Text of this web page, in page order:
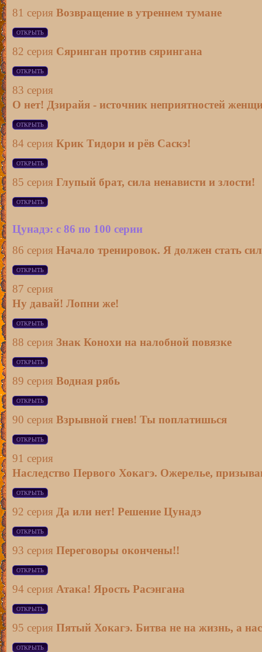
81 серия Возвращение в утреннем тумане
82 серия Сяринган против сярингана
83 серия
О нет! Дзирайя - источник неприятностей
84 серия Крик Тидори и рёв Саскэ!
85 серия Глупый брат, сила ненависти и злости!
Цунадэ: с 86 по 100 серии
86 серия Начало тренировок. Я должен стать
87 серия
Ну давай! Лопни же!
88 серия Знак Конохи на налобной повязке
89 серия Водная рябь
90 серия Взрывной гнев! Ты поплатишься
91 серия
Наследство Первого Хокагэ. Ожерелье,
92 серия Да или нет! Решение Цунадэ
93 серия Переговоры окончены!!
94 серия Атака! Ярость Расэнгана
95 серия Пятый Хокагэ. Битва не на жизнь, а